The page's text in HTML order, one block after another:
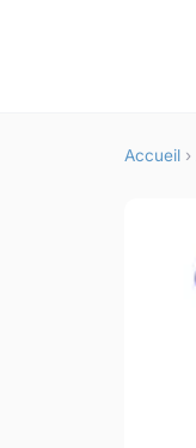
Accueil ›